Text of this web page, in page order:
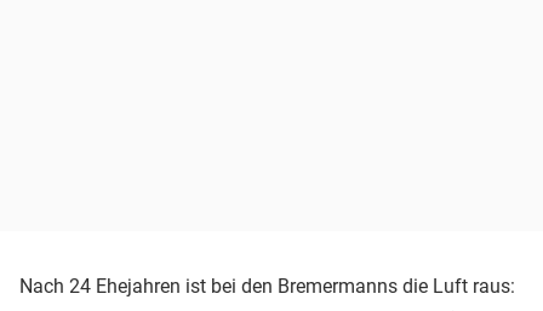
Nach 24 Ehejahren ist bei den Bremermanns die Luft raus: